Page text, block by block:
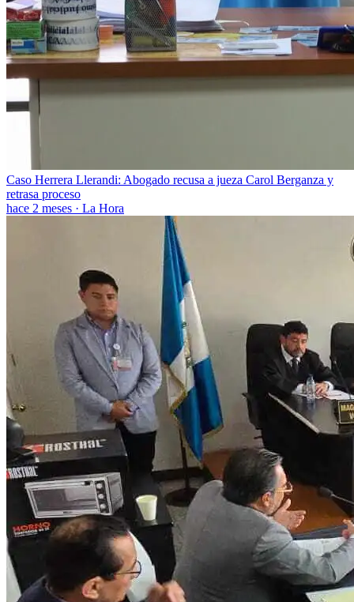
Caso Herrera Llerandi: Abogado recusa a jueza Carol Berganza y
retrasa proceso
hace 2 meses · La Hora